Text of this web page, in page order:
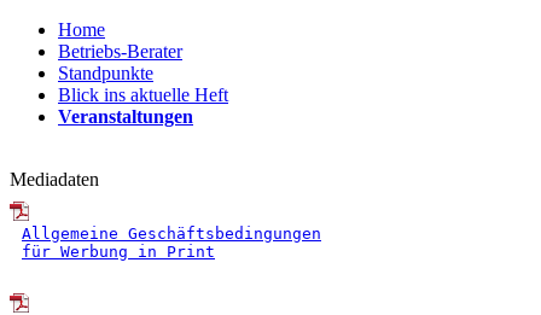
Home
Betriebs-Berater
Standpunkte
Blick ins aktuelle Heft
Veranstaltungen
Mediadaten
Allgemeine Geschäftsbedingungen
für Werbung in Print